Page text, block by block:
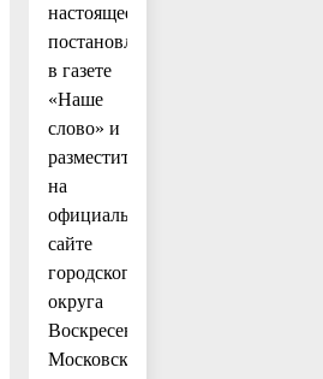
настоящее
постановление
в газете
«Наше
слово» и
разместить
на
официальном
сайте
городского
округа
Воскресенск
Московской